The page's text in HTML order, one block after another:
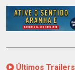
Últimos Trailers